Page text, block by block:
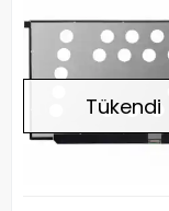
Tükendi